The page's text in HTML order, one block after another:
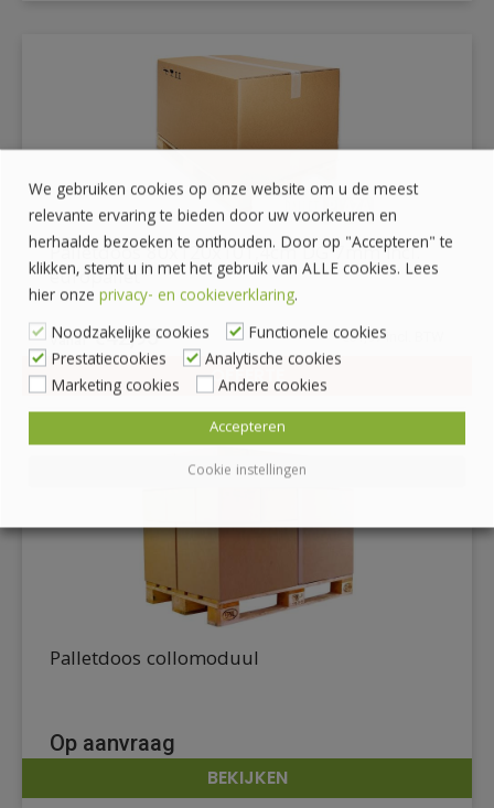
Palletdoos 80x120x101,4cm DG 7mm incl.
europallet
€42,95 €51,97incl. BTW
OFFERTE
DETAILS
Palletdoos collomoduul
Op aanvraag
BEKIJKEN
We gebruiken cookies op onze website om u de meest
relevante ervaring te bieden door uw voorkeuren en
herhaalde bezoeken te onthouden. Door op "Accepteren" te
klikken, stemt u in met het gebruik van ALLE cookies. Lees
hier onze privacy- en cookieverklaring.
Noodzakelijke cookies
Functionele cookies
Prestatiecookies
Analytische cookies
Marketing cookies
Andere cookies
Cookie instellingen
Accepteren